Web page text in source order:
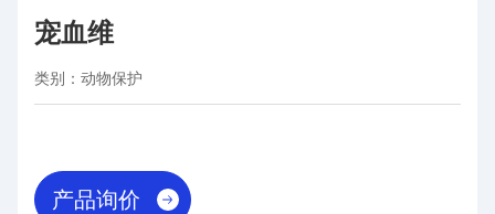
宠血维
类别： 动物保护
产品询价